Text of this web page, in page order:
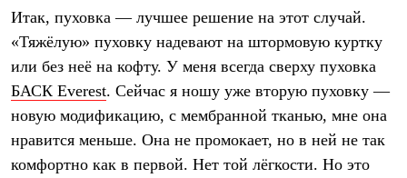
Итак, пуховка — лучшее решение на этот случай.
«Тяжёлую» пуховку надевают на штормовую куртку
или без неё на кофту. У меня всегда сверху пуховка
БАСК Everest. Сейчас я ношу уже вторую пуховку —
новую модификацию, с мембранной тканью, мне она
нравится меньше. Она не промокает, но в ней не так
комфортно как в первой. Нет той лёгкости. Но это